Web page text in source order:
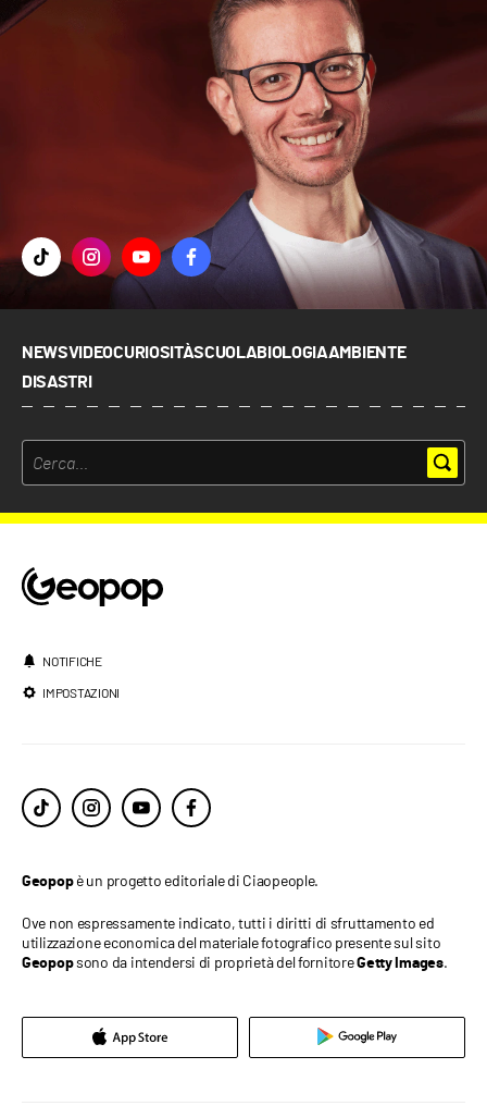
NEWSVIDEOCURIOSITÀSCUOLABIOLOGIAAMBIENTE
DISASTRI
NOTIFICHE
IMPOSTAZIONI
Geopopè un progetto editoriale di Ciaopeople.
Ove non espressamente indicato, tutti i diritti di sfruttamento ed
utilizzazione economica del materiale fotografico presente sul sito
Geopopsono da intendersi di proprietà del fornitoreGetty Images.